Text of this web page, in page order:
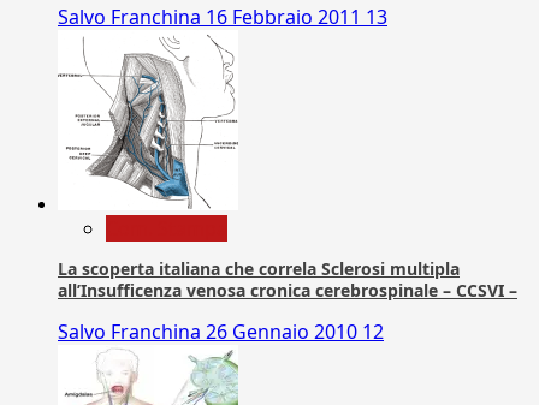
Salvo Franchina 16 Febbraio 2011 13
La scoperta italiana che correla Sclerosi multipla
all’Insufficenza venosa cronica cerebrospinale – CCSVI –
Salvo Franchina 26 Gennaio 2010 12